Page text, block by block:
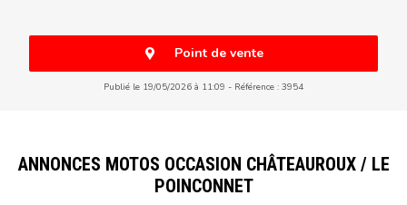
Point de vente
Publié le 19/05/2026 à 11:09 Référence : 3954
ANNONCES MOTOS OCCASION CHÂTEAUROUX / LE
POINCONNET